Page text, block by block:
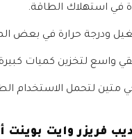
في استهلاك الطاقة.
ودرجة حرارة في بعض
واسع لتخزين كميات
متين لتحمل الاستخدام
فريزر وايت بوينت